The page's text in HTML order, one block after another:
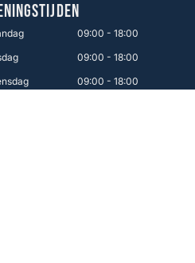
09:00 - 18:00
09:00 - 18:00
09:00 - 18:00